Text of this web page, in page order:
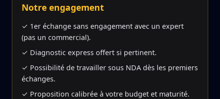
Notre engagement
✓ 1er échange sans engagement avec un expert
(pas un commercial).
✓ Diagnostic express offert si pertinent.
✓ Possibilité de travailler sous NDA dès les premiers
échanges.
✓ Proposition calibrée à votre budget et maturité.